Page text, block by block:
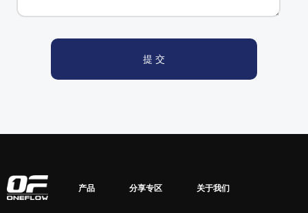
产品 分享专区 关于我们